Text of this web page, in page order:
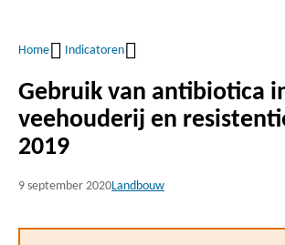
Kruimelpad
Home Indicatoren
Gebruik van antibiotica
veehouderij en
2019
9 september 2020Landbouw